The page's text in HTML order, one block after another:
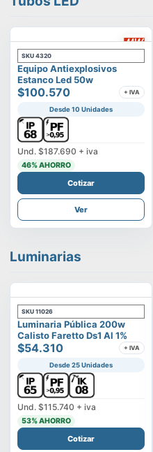
SKU 4320
Equipo Antiexplosivos
Estanco Led 50w
$100.570 + IVA
Desde 10 Unidades
Und. $187.690 + iva
46% AHORRO
Cotizar
Ver
Luminarias
SKU 11026
Luminaria Pública 200w
Calisto Faretto Ds1 Al 1%
$54.310 + IVA
Desde 25 Unidades
Und. $115.740 + iva
53% AHORRO
Cotizar